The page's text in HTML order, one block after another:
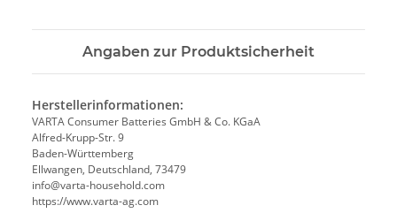
Angaben zur Produktsicherheit
Herstellerinformationen:
VARTA Consumer Batteries GmbH & Co. KGaA
Alfred-Krupp-Str. 9
Baden-Württemberg
Ellwangen, Deutschland, 73479
info@varta-household.com
https://www.varta-ag.com